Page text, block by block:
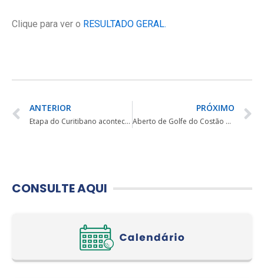
Clique para ver o RESULTADO GERAL.
ANTERIOR
Etapa do Curitibano acontece nesta quinta-feira (25) – confira o DRAW e REGULAMENTO
PRÓXIMO
Aberto de Golfe do Costão acontece neste final de semana – HORÁRIOS DE SAÍDA
CONSULTE AQUI